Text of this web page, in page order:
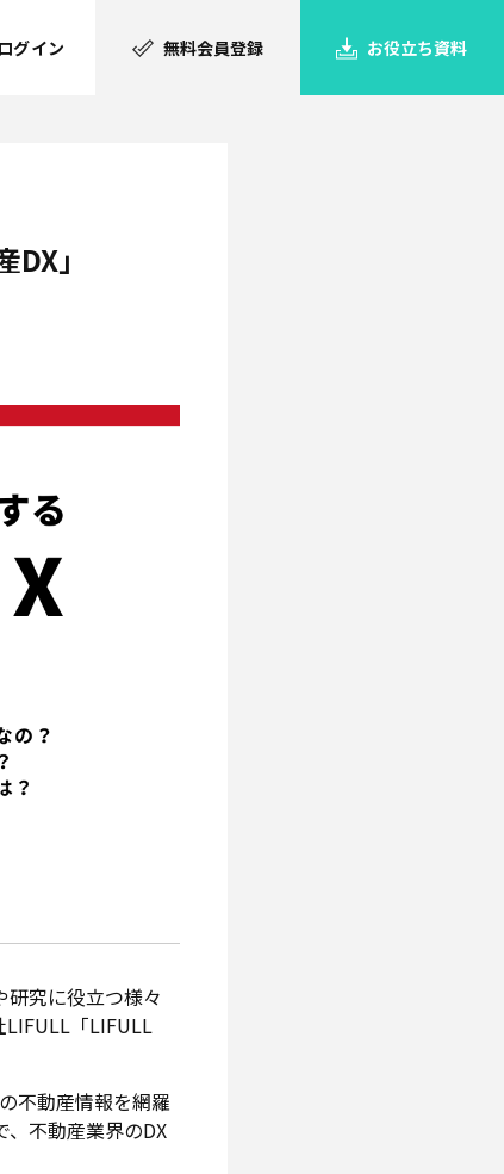
ログイン 無料会員登録 お役立ち資料
」
研究に役立つ様々
「LIFULL
不動産情報を網羅
不動産業界のDX